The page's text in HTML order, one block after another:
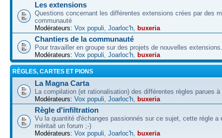
Les extensions
Questions concernant les différentes extensions crées par des
communauté
Modérateurs: Vox populi, Joarloc'h, buxeria
Chantiers de la communauté
Pour travailler en groupe sur des projets de nouvelles extensions.
Modérateurs: Vox populi, Joarloc'h, buxeria
RÈGLES, CARTES ET PIONS
La Magna Carta
La compilation (et rationalisation) des différentes règles parues à
Modérateurs: Vox populi, Joarloc'h, buxeria
Règle d'infiltration
Vu la quantité d'échanges passionnés sur ce sujet, cette règle a
méritait un forum ;-)
Modérateurs: Vox populi, Joarloc'h, buxeria